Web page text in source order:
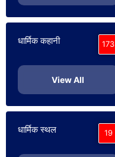
धार्मिक कहानी 173
View All
धार्मिक स्थल 19